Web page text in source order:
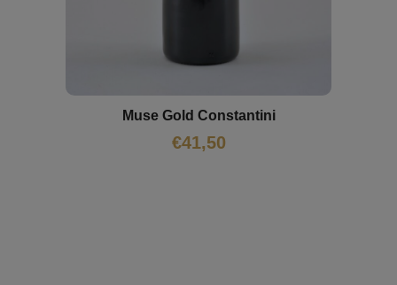
Muse Gold Constantini
€41,50